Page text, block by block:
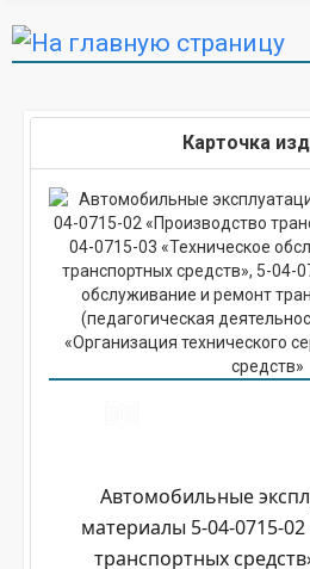
Карточка
Автомобильные
материалы 5-04-0715-
транспортных